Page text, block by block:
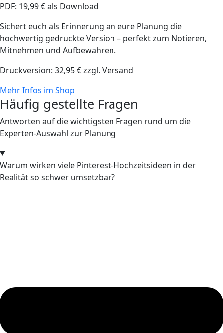
PDF: 19,99 € als Download
Sichert euch als Erinnerung an eure Planung die
hochwertig gedruckte Version – perfekt zum Notieren,
Mitnehmen und Aufbewahren.
Druckversion: 32,95 € zzgl. Versand
Mehr Infos im Shop
Häufig gestellte Fragen
Antworten auf die wichtigsten Fragen rund um die
Experten-Auswahl zur Planung
Warum wirken viele Pinterest-Hochzeitsideen in der
Realität so schwer umsetzbar?